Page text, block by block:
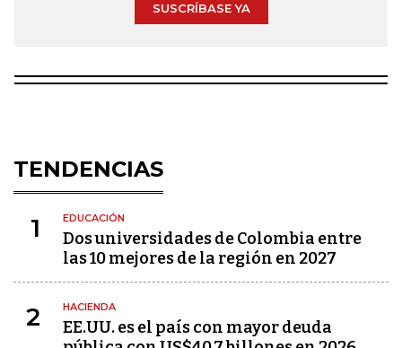
SUSCRÍBASE YA
TENDENCIAS
1 EDUCACIÓN
Dos universidades de Colombia entre
las 10 mejores de la región en 2027
2 HACIENDA
EE.UU. es el país con mayor deuda